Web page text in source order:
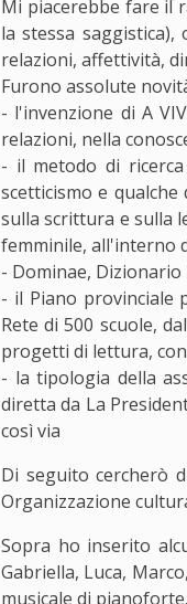
Mi piacerebbe fare il
la stessa
relazioni, affettività,
Furono assolute
- l'invenzione di A
relazioni, nella
- il metodo di
scetticismo e
sulla scrittura e sulla
femminile, all'interno
- Dominae,
- il Piano provinciale
Rete di 500 scuole,
progetti di lettura,
- la tipologia della
diretta da La
così via
Di seguito cercherò
Organizzazione
Sopra ho inserito
Gabriella, Luca,
musicale di